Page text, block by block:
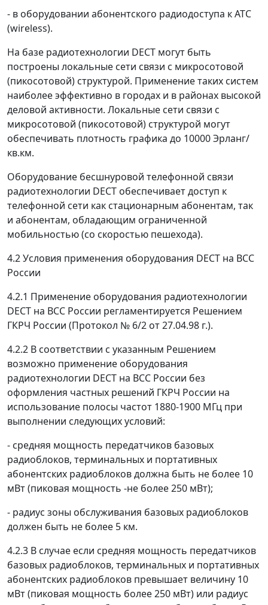
- в оборудовании абонентского радиодоступа к АТС
(wireless).
На базе радиотехнологии DECT могут быть
построены локальные сети связи с микросотовой
(пикосотовой) структурой. Применение таких систем
наиболее эффективно в городах и в районах высокой
деловой активности. Локальные сети связи с
микросотовой (пикосотовой) структурой могут
обеспечивать плотность графика до 10000 Эрланг/
кв.км.
Оборудование бесшнуровой телефонной связи
радиотехнологии DECT обеспечивает доступ к
телефонной сети как стационарным абонентам, так
и абонентам, обладающим ограниченной
мобильностью (со скоростью пешехода).
4.2 Условия применения оборудования DECT на ВСС
России
4.2.1 Применение оборудования радиотехнологии
DECT на ВСС России регламентируется Решением
ГКРЧ России (Протокол № 6/2 от 27.04.98 г.).
4.2.2 В соответствии с указанным Решением
возможно применение оборудования
радиотехнологии DECT на ВСС России без
оформления частных решений ГКРЧ России на
использование полосы частот 1880-1900 МГц при
выполнении следующих условий:
- средняя мощность передатчиков базовых
радиоблоков, терминальных и портативных
абонентских радиоблоков должна быть не более 10
мВт (пиковая мощность -не более 250 мВт);
- радиус зоны обслуживания базовых радиоблоков
должен быть не более 5 км.
4.2.3 В случае если средняя мощность передатчиков
базовых радиоблоков, терминальных и портативных
абонентских радиоблоков превышает величину 10
мВт (пиковая мощность более 250 мВт) или радиус